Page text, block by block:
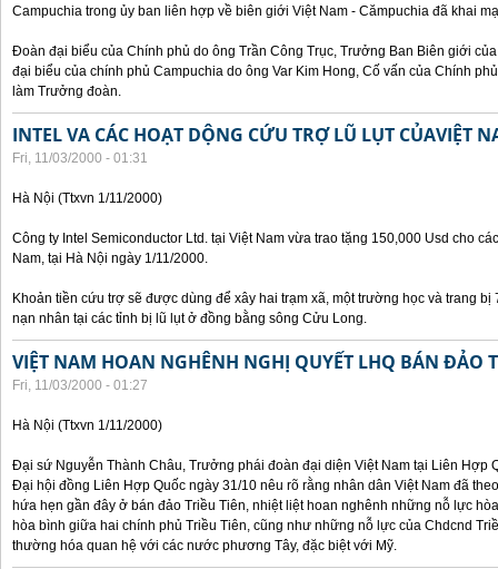
Campuchia trong ủy ban liên hợp về biên giới Việt Nam - Cămpuchia đã khai
Đoàn đại biểu của Chính phủ do ông Trần Công Trục, Trưởng Ban Biên giới
đại biểu của chính phủ Campuchia do ông Var Kim Hong, Cố vấn của Chính
làm Trưởng đoàn.
INTEL VA CÁC HOẠT DỘNG CỨU TRỢ LŨ LỤT CỦAVIỆT
Fri, 11/03/2000 - 01:31
Hà Nội (Ttxvn 1/11/2000)
Công ty Intel Semiconductor Ltd. tại Việt Nam vừa trao tặng 150,000 Usd cho
Nam, tại Hà Nội ngày 1/11/2000.
Khoản tiền cứu trợ sẽ được dùng để xây hai trạm xã, một trường học và trang
nạn nhân tại các tỉnh bị lũ lụt ở đồng bằng sông Cửu Long.
VIỆT NAM HOAN NGHÊNH NGHỊ QUYẾT LHQ BÁN ĐẢO
Fri, 11/03/2000 - 01:27
Hà Nội (Ttxvn 1/11/2000)
Đại sứ Nguyễn Thành Châu, Trưởng phái đoàn đại diện Việt Nam tại Liên Hợp
Đại hội đồng Liên Hợp Quốc ngày 31/10 nêu rõ rằng nhân dân Việt Nam đã
hứa hẹn gần đây ở bán đảo Triều Tiên, nhiệt liệt hoan nghênh những nỗ lực
hòa bình giữa hai chính phủ Triều Tiên, cũng như những nỗ lực của Chdcnd
thường hóa quan hệ với các nước phương Tây, đặc biệt với Mỹ.